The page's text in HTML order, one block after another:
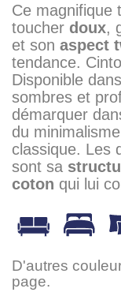
Ce magnifique
toucher doux,
et son aspect
tendance.
Disponible
sombres et
démarquer
du
classique. Les
sont sa
coton qui lui
D'autres
page.